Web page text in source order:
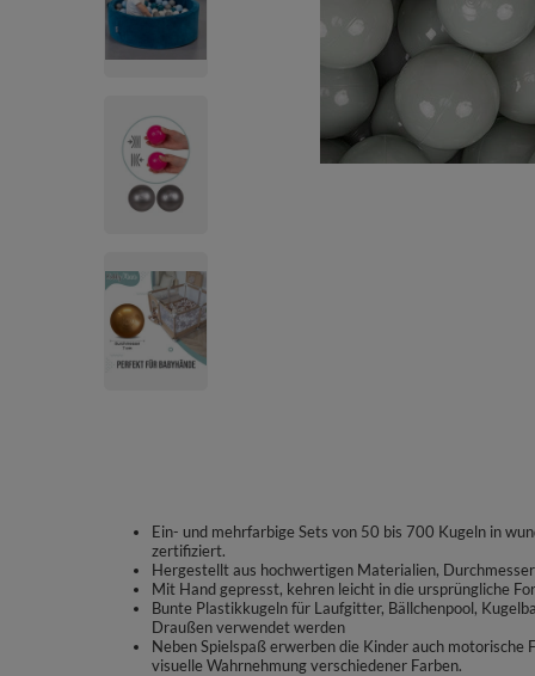
Ein- und mehrfarbige Sets von 50 bis 700 Kugeln in
zertifiziert.
Hergestellt aus hochwertigen Materialien,
Mit Hand gepresst, kehren leicht in die ursprüngliche
Bunte Plastikkugeln für Laufgitter, Bällchenpool,
Draußen verwendet werden
Neben Spielspaß erwerben die Kinder auch
visuelle Wahrnehmung verschiedener Farben.